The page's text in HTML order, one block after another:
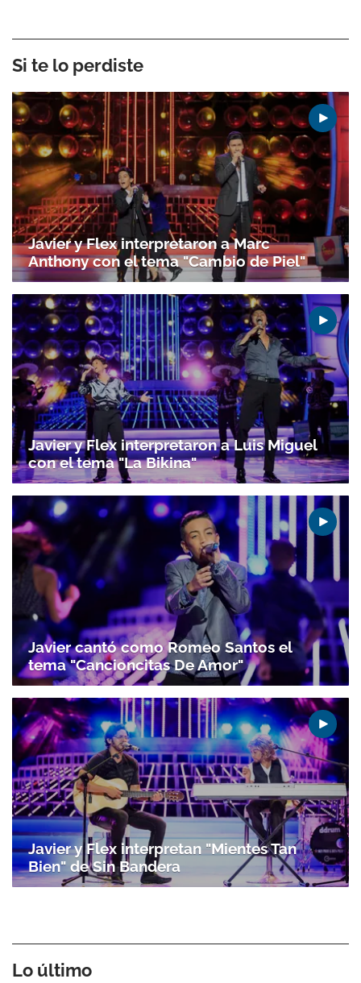
Gracias por suscribirte a nuestro boletín.
ACEPTAR
Si te lo perdiste
Javier y Flex interpretaron a Marc
Anthony con el tema "Cambio de Piel"
Javier y Flex interpretaron a Luis Miguel
con el tema "La Bikina"
Javier cantó como Romeo Santos el
tema "Cancioncitas De Amor"
Javier y Flex interpretan "Mientes Tan
Bien" de Sin Bandera
Lo último